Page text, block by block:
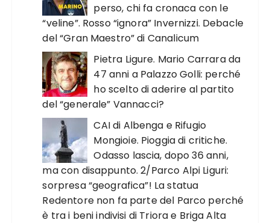
perso, chi fa cronaca con le
“veline”. Rosso “ignora” Invernizzi. Debacle
del “Gran Maestro” di Canalicum
Pietra Ligure. Mario Carrara da
47 anni a Palazzo Golli: perché
ho scelto di aderire al partito
del “generale” Vannacci?
CAI di Albenga e Rifugio
Mongioie. Pioggia di critiche.
Odasso lascia, dopo 36 anni,
ma con disappunto. 2/Parco Alpi Liguri:
sorpresa “geografica”! La statua
Redentore non fa parte del Parco perché
è tra i beni indivisi di Triora e Briga Alta